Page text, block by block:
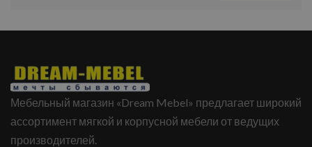
Мебельный магазин «Dream Mebel» предлагает широкий
ассортимент мягкой и корпусной мебели от ведущих
производителей.